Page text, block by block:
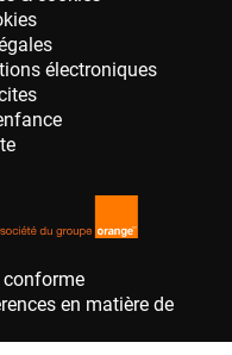
en matière de